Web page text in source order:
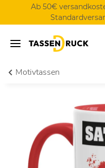
Ab 50€
Motivtassen